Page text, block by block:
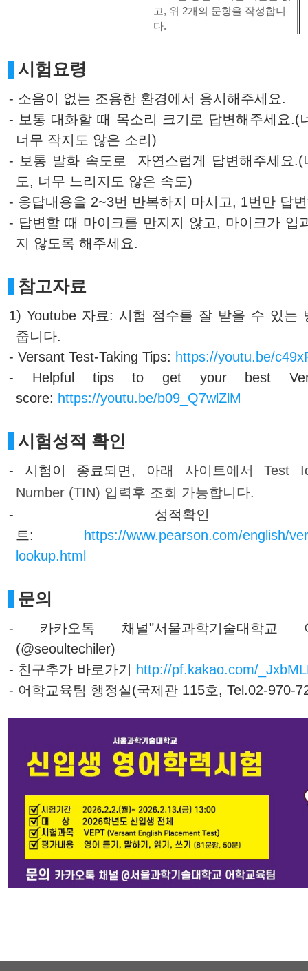
고, 위 2개의 문항을 작성합니
다.
시험요령
- 소음이 없는 조용한 환경에서 응시해주세요.
- 보통 대화할 때 목소리 크기로 답변해주세요.(
너무 작지도 않은 소리)
- 보통 발화 속도로 자연스럽게 답변해주세요.(
도, 너무 느리지도 않은 속도)
- 응답내용을 2~3번 반복하지 마시고, 1번만 답
- 답변할 때 마이크를 만지지 않고, 마이크가 입
지 않도록 해주세요.
참고자료
1) Youtube 자료: 시험 점수를 잘 받을 수 있는
줍니다.
- Versant Test-Taking Tips: https://youtu.be/
- Helpful tips to get your best
score: https://youtu.be/b09_Q7wlZlM
시험성적 확인
- 시험이 종료되면, 아래 사이트에서 Test
Number (TIN) 입력후 조회 가능합니다.
- 성적확인
트:
https://www.pearson.com/english/
lookup.html
문의
- 카카오톡 채널"서울과학기술대학교
(@seoultechiler)
- 친구추가 바로가기
http://pf.kakao.com/
- 어학교육팀 행정실(국제관 115호, Tel.02-970-